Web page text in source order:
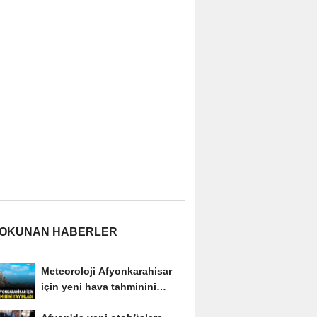
HABERLER
Meteoroloji Afyonkarahisar
için yeni hava tahminini